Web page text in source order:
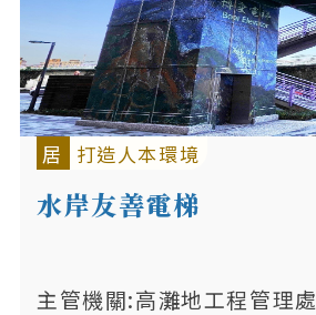
居 打造人本環境
水岸友善電梯
主管機關:高灘地工程管理處